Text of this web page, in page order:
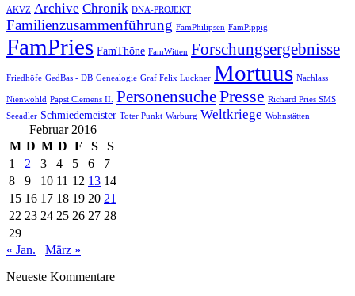
AKVZ Archive Chronik DNA-PROJEKT
Familienzusammenführung FamPhilipsen FamPippig
FamPries FamThöne FamWitten Forschungsergebnisse
Friedhöfe GedBas - DB Genealogie Graf Felix Luckner Mortuus Nachlass
Nienwohld Papst Clemens II. PersonensuchePresse Richard Pries SMS
Seeadler Schmiedemeister Toter Punkt Warburg Weltkriege Wohnstätten
Februar 2016
M D M D F S
S
1
2 3 4 5 6
7
8
9 10 11 12 13 14
15 16 17 18 19 20 21
22 23 24 25 26 27 28
29
« Jan.
März »
Neueste Kommentare